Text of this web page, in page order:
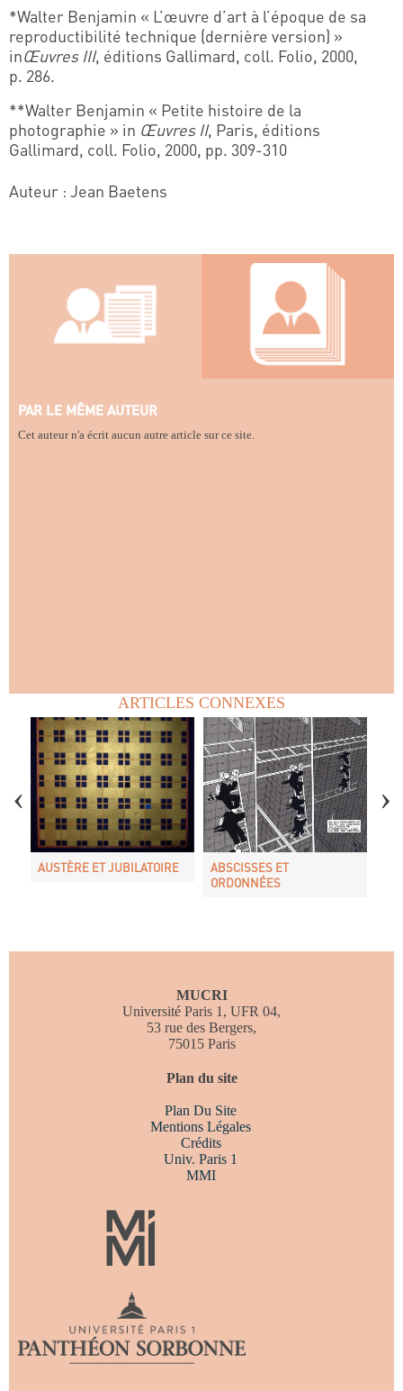
*Walter Benjamin « L’œuvre d’art à l’époque de sa
reproductibilité technique (dernière version) »
inŒuvres III, éditions Gallimard, coll. Folio, 2000,
p. 286.
**Walter Benjamin « Petite histoire de la
photographie » in Œuvres II, Paris, éditions
Gallimard, coll. Folio, 2000, pp. 309-310
Auteur : Jean Baetens
PAR LE MÊME AUTEUR
Cet auteur n'a écrit aucun autre article sur ce site.
ARTICLES CONNEXES
AUSTÈRE ET JUBILATOIRE
ABSCISSES ET
ORDONNÉES
MUCRI
Université Paris 1, UFR 04,
53 rue des Bergers,
75015 Paris
Plan du site
Plan Du Site
Mentions Légales
Crédits
Univ. Paris 1
MMI